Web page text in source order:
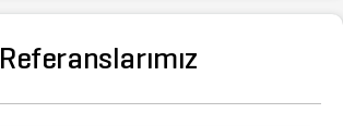
Referanslarımız